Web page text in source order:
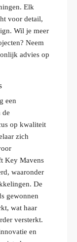
Elk
voor detail,
Wil je meer
Neem
advies op
een
de
op kwaliteit
zich
Key Mavens
waaronder
De
gewonnen
wat haar
versterkt.
en